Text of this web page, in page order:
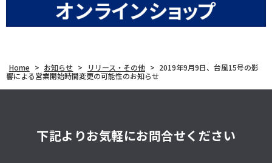
Home > お知らせ > リリース・その他 > 2019年9月9日、台風15号の影
響による営業開始時間変更の可能性のお知らせ
下記よりお気軽にお問合せください